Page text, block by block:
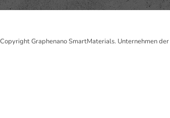
Graphenano SmartMaterials. Unternehmen der